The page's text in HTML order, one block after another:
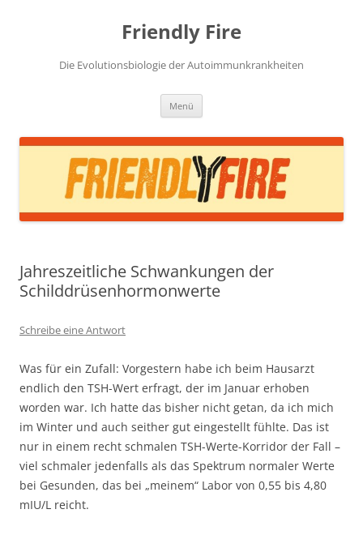
Friendly Fire
Die Evolutionsbiologie der Autoimmunkrankheiten
Menü
Jahreszeitliche Schwankungen der
Schilddrüsenhormonwerte
Schreibe eine Antwort
Was für ein Zufall: Vorgestern habe ich beim Hausarzt
endlich den TSH-Wert erfragt, der im Januar erhoben
worden war. Ich hatte das bisher nicht getan, da ich mich
im Winter und auch seither gut eingestellt fühlte. Das ist
nur in einem recht schmalen TSH-Werte-Korridor der Fall –
viel schmaler jedenfalls als das Spektrum normaler Werte
bei Gesunden, das bei „meinem“ Labor von 0,55 bis 4,80
mIU/L reicht.